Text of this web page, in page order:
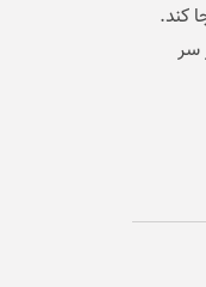
کند.
سر